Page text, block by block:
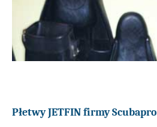
Płetwy JETFIN firmy Scubapro